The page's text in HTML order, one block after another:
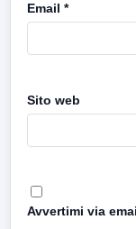
Email *
Sito web
Avvertimi via